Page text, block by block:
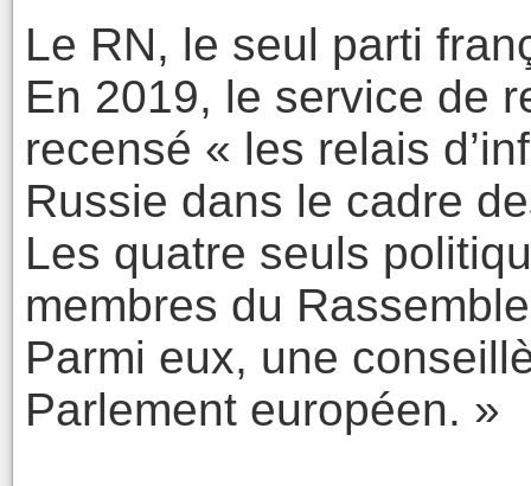
Le RN, le seul parti
En 2019, le service de
recensé « les relais
Russie dans le cadre
Les quatre seuls
membres du
Parmi eux, une
Parlement européen. »